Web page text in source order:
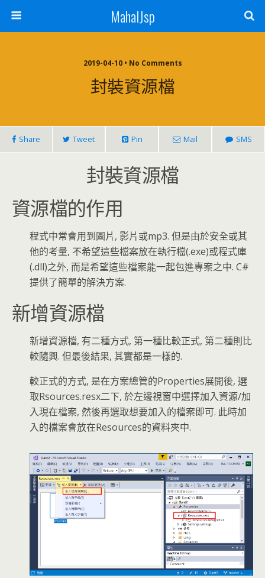
MahalJsp
2019-04-10 • No Comments
封裝資源檔
Share Tweet Pin Mail SMS
封裝資源檔
資源檔的作用
程式中常會用到圖片, 影片或mp3. 但是由於安全或其
他的考量, 不希望這些檔案放在執行檔(.exe)或程式庫
(.dll)之外, 而是希望這些檔案能一起包進專案之中. C#
提供了簡單的解決方案.
新增資源檔
新增資源檔, 有二種方式, 第一種比較正式, 第二種則比
較隨興. 但最後結果, 其實都是一樣的.
較正式的方式, 是在方案總管的Properties展開後, 選
取Rsources.resx二下, 於左邊視窗中選擇加入資源/加
入現在檔案, 然後再選取想要加入的檔案即可. 此時加
入的檔案會放在Resources的資料夾中.